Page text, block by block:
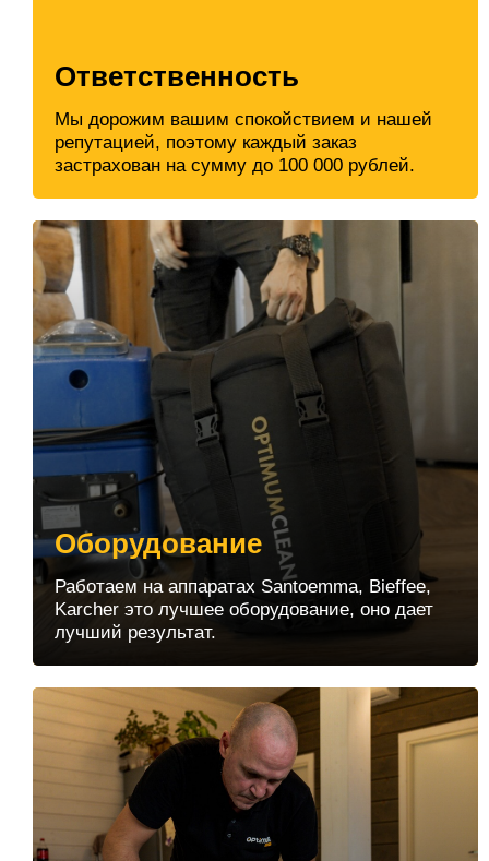
Ответственность
Мы дорожим вашим спокойствием и нашей
репутацией, поэтому каждый заказ
застрахован на сумму до 100 000 рублей.
Оборудование
Работаем на аппаратах Santoemma, Bieffee,
Karcher это лучшее оборудование, оно дает
лучший результат.